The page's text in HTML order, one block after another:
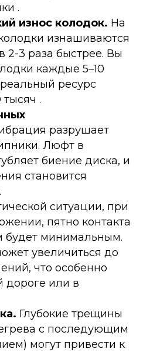
.
износ колодок. На
изнашиваются
2-3 раза быстрее. Вы
каждые 5–10
ресурс
тысяч .
разрушает
Люфт в
биение диска, и
становится
ситуации, при
пятно контакта
будет минимальным.
увеличиться до
что особенно
дороге или в
Глубокие трещины
с последующим
могут привести к